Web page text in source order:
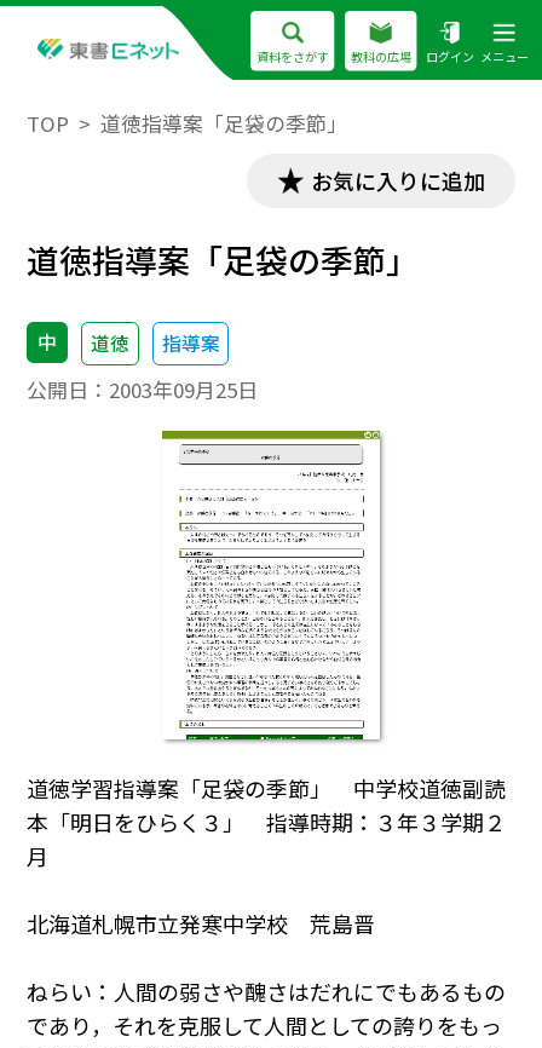
資料をさがす 教科の広場 ログイン メニュー
TOP 道徳指導案「足袋の季節」
お気に入りに追加
道徳指導案「足袋の季節」
中 道徳 指導案
公開日： 2003年09月25日
道徳学習指導案「足袋の季節」 中学校道徳副読
本「明日をひらく３」 指導時期：３年３学期２
月
北海道札幌市立発寒中学校 荒島晋
ねらい：人間の弱さや醜さはだれにでもあるもの
であり，それを克服して人間としての誇りをもっ